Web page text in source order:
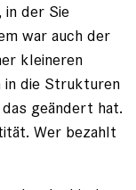
der Sie
war auch der
kleineren
in die Strukturen
geändert hat.
Wer bezahlt